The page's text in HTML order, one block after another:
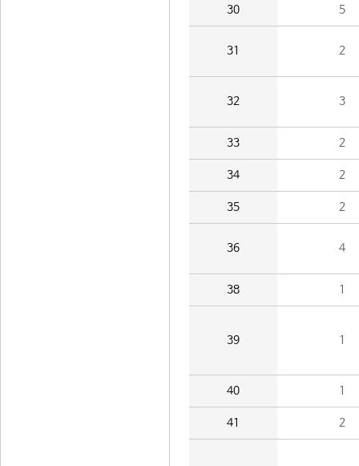
30 5
31 2
32 3
33 2
34 2
35 2
36 4
38 1
39 1
40 1
41 2